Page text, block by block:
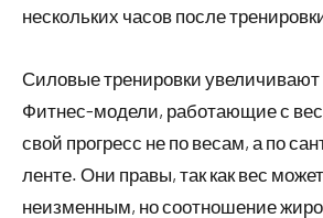
нескольких часов после
Силовые тренировки увеличивают
Фитнес-модели, работающие с
свой прогресс не по весам, а по
ленте. Они правы, так как вес
неизменным, но соотношение